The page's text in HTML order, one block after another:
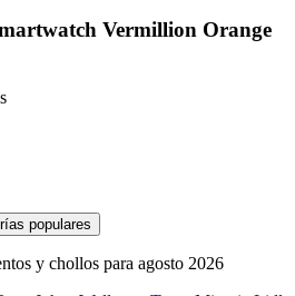
Vermillion Orange
populares
y chollos para agosto 2026